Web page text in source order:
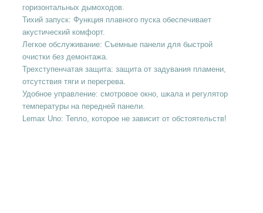
горизонтальных дымоходов.
Тихий запуск: Функция плавного пуска обеспечивает
акустический комфорт.
Легкое обслуживание: Съемные панели для быстрой
очистки без демонтажа.
Трехступенчатая защита: защита от задувания пламени,
отсутствия тяги и перегрева.
Удобное управление: смотровое окно, шкала и регулятор
температуры на передней панели.
Lemax Uno: Тепло, которое не зависит от обстоятельств!